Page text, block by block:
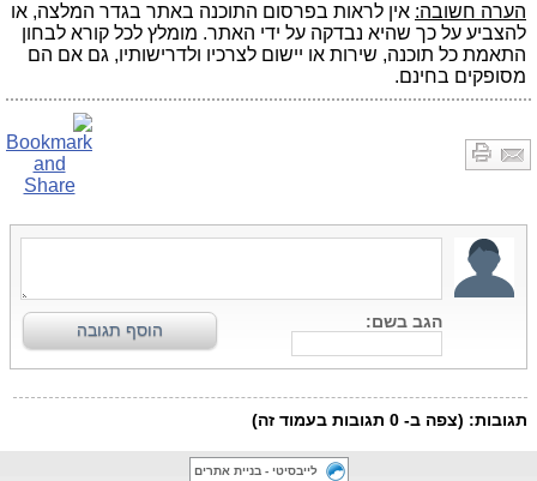
הערה חשובה: אין לראות בפרסום התוכנה באתר בגדר המלצה, או
להצביע על כך שהיא נבדקה על ידי האתר. מומלץ לכל קורא לבחון
התאמת כל תוכנה, שירות או יישום לצרכיו ולדרישותיו, גם אם הם
מסופקים בחינם.
לייבסיטי - בניית אתרים